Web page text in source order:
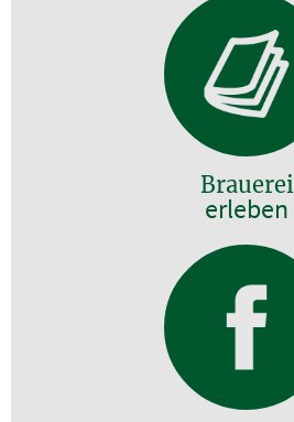
Brauerei
erleben